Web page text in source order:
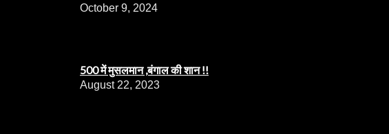
October 9, 2024
500 में मुसलमान ,बंगाल की शान !!
August 22, 2023